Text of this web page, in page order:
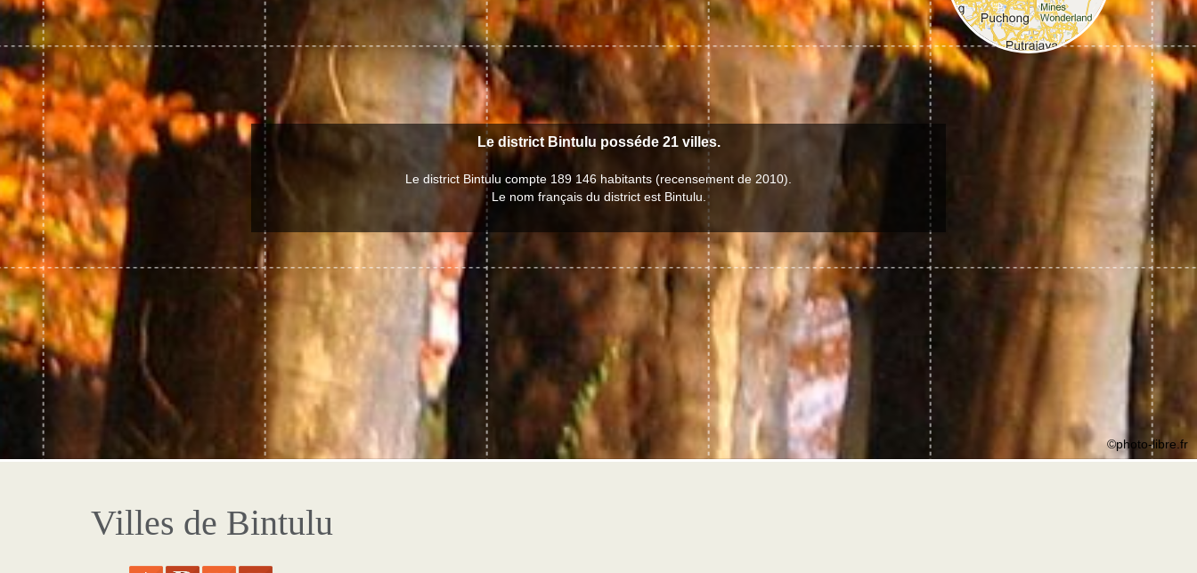
Le district Bintulu posséde 21 villes.
Le district Bintulu compte 189 146 habitants (recensement de 2010).
Le nom français du district est Bintulu.
©photo-libre.fr
Villes de Bintulu